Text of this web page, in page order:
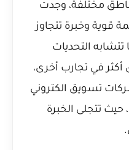
مختلفة، وجدت
قوية وخبرة تتجاوز
تتشابه التحديات
في تجارب أخرى،
تسويق الكتروني
، حيث تتجلى الخبرة